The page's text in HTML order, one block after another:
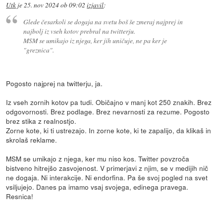
Utk je25. nov 2024 ob 09:02 izjavil:
Glede česarkoli se dogaja na svetu boš še zmeraj najprej in
najbolj iz vseh kotov prebral na twitterju.
MSM se umikajo iz njega, ker jih uničuje, ne pa ker je
"greznica".
Pogosto najprej na twitterju, ja.
Iz vseh zornih kotov pa tudi. Običajno v manj kot 250 znakih. Brez
odgovornosti. Brez podlage. Brez nevarnosti za rezume. Pogosto
brez stika z realnostjo.
Zorne kote, ki ti ustrezajo. In zorne kote, ki te zapalijo, da klikaš in
skrolaš reklame.
MSM se umikajo z njega, ker mu niso kos. Twitter povzroča
bistveno hitrejšo zasvojenost. V primerjavi z njim, se v medijih nič
ne dogaja. Ni interakcije. Ni endorfina. Pa še svoj pogled na svet
vsiljujejo. Danes pa imamo vsaj svojega, edinega pravega.
Resnica!